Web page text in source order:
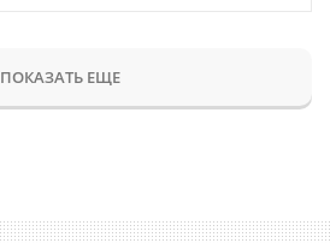
ПОКАЗАТЬ ЕЩЕ